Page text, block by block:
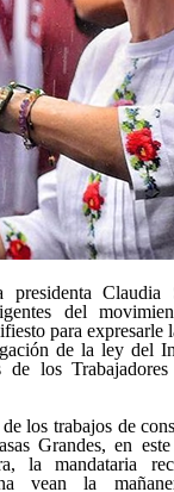
presidenta Claudia
del
para expresarle
de la ley del
de los
los trabajos de
Grandes, en
la mandataria
vean la